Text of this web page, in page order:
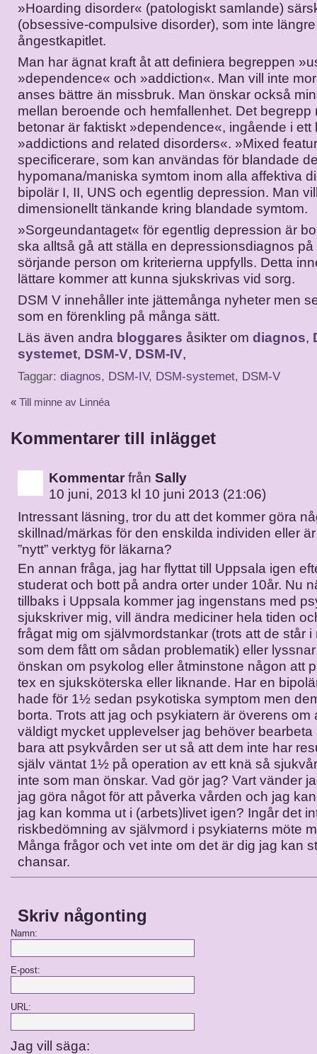
»Hoarding disorder« (patologiskt samlande)
(obsessive-compulsive disorder), som inte
ångestkapitlet.
Man har ägnat kraft åt att definiera begreppen
»dependence« och »addiction«. Man vill inte
anses bättre än missbruk. Man önskar också
mellan beroende och hemfallenhet. Det begrepp
betonar är faktiskt »dependence«, ingående i ett
»addictions and related disorders«. »Mixed
specificerare, som kan användas för blandade
hypomana/maniska symtom inom alla affektiva
bipolär I, II, UNS och egentlig depression. Man
dimensionellt tänkande kring blandade symtom.
»Sorgeundantaget« för egentlig depression är
ska alltså gå att ställa en depressionsdiagnos på
sörjande person om kriterierna uppfylls. Detta
lättare kommer att kunna sjukskrivas vid sorg.
DSM V innehåller inte jättemånga nyheter men
som en förenkling på många sätt.
Läs även andra bloggares åsikter om diagnos,
systemet, DSM-V, DSM-IV,
Taggar: diagnos, DSM-IV, DSM-systemet, DSM-V
« Till minne av Linnéa
Kommentarer till inlägget
Kommentar från Sally
10 juni, 2013 kl 10 juni 2013 (21:06)
Intressant läsning, tror du att det kommer göra
skillnad/märkas för den enskilda individen eller
”nytt” verktyg för läkarna?
En annan fråga, jag har flyttat till Uppsala igen
studerat och bott på andra orter under 10år. Nu
tillbaks i Uppsala kommer jag ingenstans med
sjukskriver mig, vill ändra mediciner hela tiden
frågat mig om självmordstankar (trots att de står i
som dem fått om sådan problematik) eller
önskan om psykolog eller åtminstone någon att
tex en sjuksköterska eller liknande. Har en
hade för 1½ sedan psykotiska symptom men
borta. Trots att jag och psykiatern är överens om
väldigt mycket upplevelser jag behöver
bara att psykvården ser ut så att dem inte har
själv väntat 1½ på operation av ett knä så
inte som man önskar. Vad gör jag? Vart vänder
jag göra något för att påverka vården och jag
jag kan komma ut i (arbets)livet igen? Ingår det
riskbedömning av självmord i psykiaterns möte
Många frågor och vet inte om det är dig jag kan
chansar.
Skriv någonting
Namn:
E-post:
URL:
Jag vill säga: